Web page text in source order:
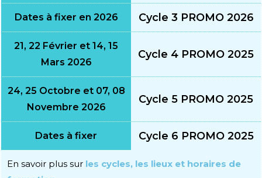
Dates à fixer en 2026 Cycle 3 PROMO 2026
21, 22 Février et 14, 15
Mars 2026
Cycle 4 PROMO 2025
24, 25 Octobre et 07, 08
Novembre 2026
Cycle 5 PROMO 2025
Dates à fixer Cycle 6 PROMO 2025
En savoir plus sur les cycles, les lieux et horaires de